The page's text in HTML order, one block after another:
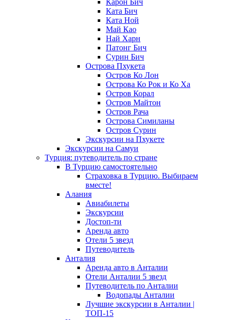
Карон Бич
Ката Бич
Ката Ной
Май Као
Най Харн
Патонг Бич
Сурин Бич
Острова Пхукета
Остров Ко Лон
Острова Ко Рок и Ко Ха
Остров Корал
Остров Майтон
Остров Рача
Острова Симиланы
Остров Сурин
Экскурсии на Пхукете
Экскурсии на Самуи
Турция: путеводитель по стране
В Турцию самостоятельно
Страховка в Турцию. Выбираем
вместе!
Алания
Авиабилеты
Экскурсии
Достоп-ти
Аренда авто
Отели 5 звезд
Путеводитель
Анталия
Аренда авто в Анталии
Отели Анталии 5 звезд
Путеводитель по Анталии
Водопады Анталии
Лучшие экскурсии в Анталии |
ТОП-15